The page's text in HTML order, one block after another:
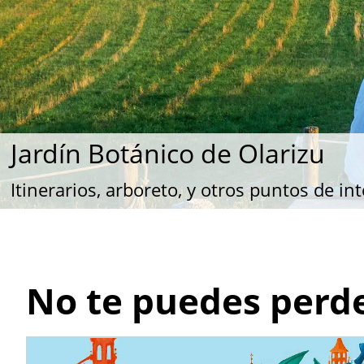
Jardín Botánico de Olarizu
Itinerarios, arboreto, y otros puntos de
Murallas medievales
Sumérgete en la historia del antiguo
No te puedes